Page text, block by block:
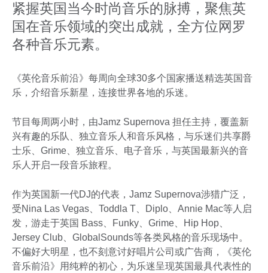
紧握英国当今时尚音乐的脉搏，聚焦英
国在音乐领域的突出成就，全方位网罗
各种音乐元素。
《英伦音乐前沿》每周向全球30多个国家播送精选英国音
乐，介绍音乐新星，连接世界各地的乐迷。
节目每周两小时，由Jamz Supernova 担任主持，覆盖新
兴有趣的乐队、独立音乐人和音乐风格，与乐迷们共享爵
士乐、Grime、独立音乐、电子音乐，与英国最新兴的音
乐人开启一段音乐旅程。
作为英国新一代DJ的代表，Jamz Supernova涉猎广泛，
受Nina Las Vegas、Toddla T、Diplo、Annie Mac等人启
发，游走于英国 Bass、Funky、Grime、Hip Hop、
Jersey Club、GlobalSounds等各类风格的音乐现场中。
不偏好大明星，也不刻意讨好唱片公司或广告商，《英伦
音乐前沿》用纯粹的初心，为乐迷呈现英国最具代表性的